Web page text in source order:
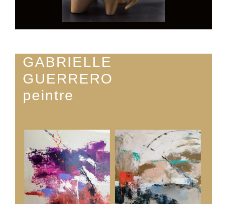
GABRIELLE
GUERRERO
peintre